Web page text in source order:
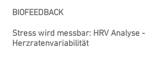
BIOFEEDBACK
Stress wird messbar: HRV Analyse -
Herzratenvariabilität